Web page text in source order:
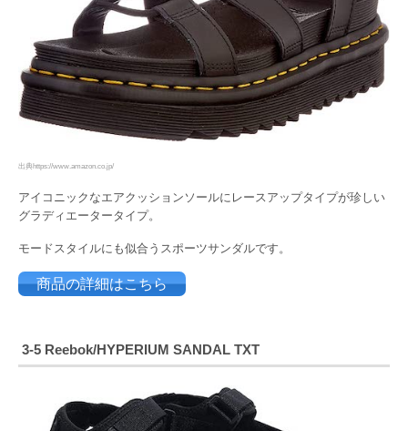
出典https://www.amazon.co.jp/
アイコニックなエアクッションソールにレースアップタイプが珍しい
グラディエータータイプ。
モードスタイルにも似合うスポーツサンダルです。
商品の詳細はこちら
3-5 Reebok/HYPERIUM SANDAL TXT